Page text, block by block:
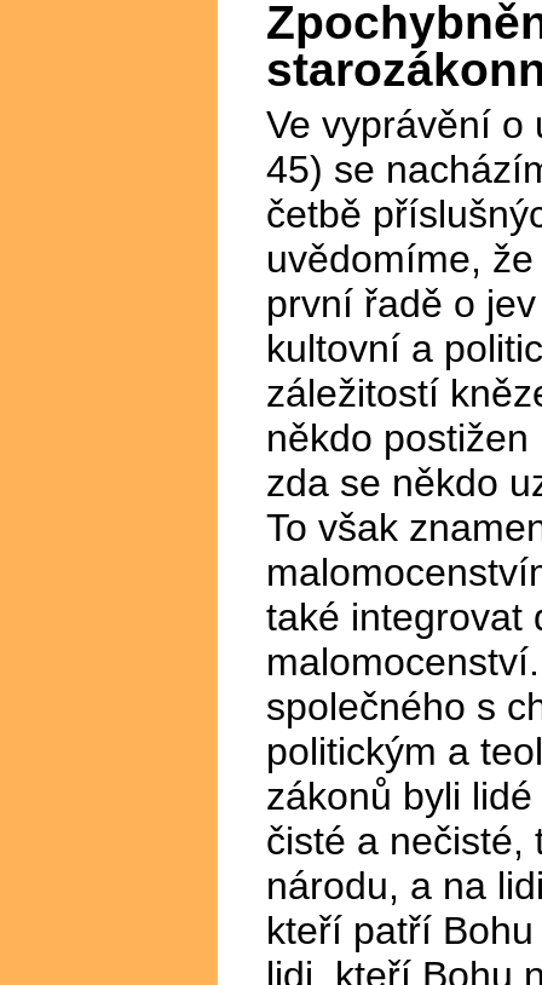
Ve vyprávění o
45) se
četbě
uvědomíme,
první řadě o
kultovní a
záležitostí
někdo
zda se někdo
To však
také integrovat
společného s
politickým a
zákonů byli
čisté a nečisté,
národu, a na
kteří patří
lidi, kteří Bohu